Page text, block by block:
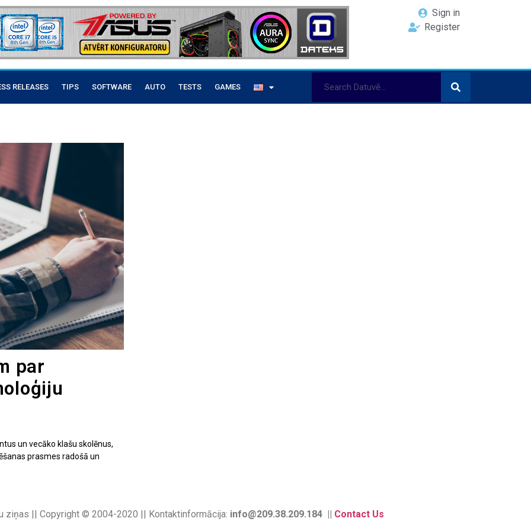
Sign in
Register
RELEASES TIPS SOFTWARE AUTO TESTS GAMES
par
un vecāko klašu skolēnus,
prasmes radošā un
ziņas || Copyright © 2004-2020 || Kontaktinformācija: info@209.38.209.184 || Contact Us